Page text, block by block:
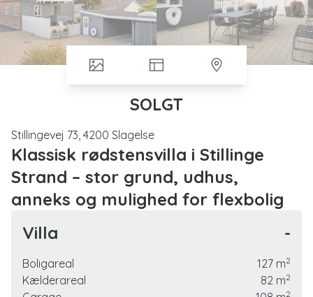
SOLGT
Stillingevej 73, 4200 Slagelse
Klassisk rødstensvilla i Stillinge
Strand – stor grund, udhus,
anneks og mulighed for flexbolig
sig ud med fint sand og lavt badevand, finder I denne
med masser af plads, sjæl og muligheder – perfekt som
både helårsbolig eller flexbolig uden bopælspligt.
Villa -
Boligareal 127 m2
Kælderareal 82 m2
2